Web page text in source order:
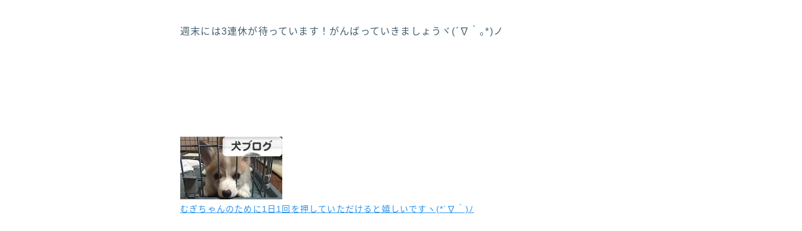
週末には3連休が待っています！がんばっていきましょうヾ(´∇｀｡*)ノ
むぎちゃんのために1日1回を押していただけると嬉しいですヽ(*´∇｀)ﾉ